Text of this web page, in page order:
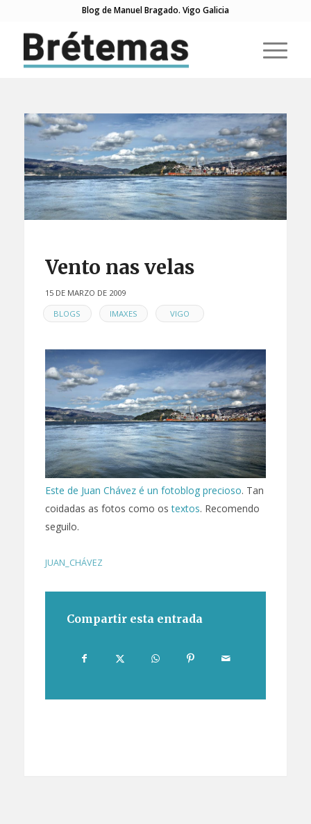
Blog de Manuel Bragado. Vigo Galicia
Vento nas velas
15 DE MARZO DE 2009
EN
BLOGS , IMAXES , VIGO
Este de Juan Chávez é un fotoblog precioso. Tan
coidadas as fotos como ostextos. Recomendo
seguilo.
JUAN_CHÁVEZ
Compartir esta entrada